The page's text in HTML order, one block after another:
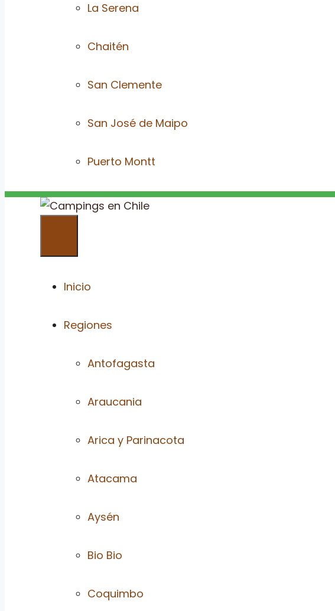
La Serena
Chaitén
San Clemente
San José de Maipo
Puerto Montt
Inicio
Regiones
Antofagasta
Araucania
Arica y Parinacota
Atacama
Aysén
Bio Bio
Coquimbo